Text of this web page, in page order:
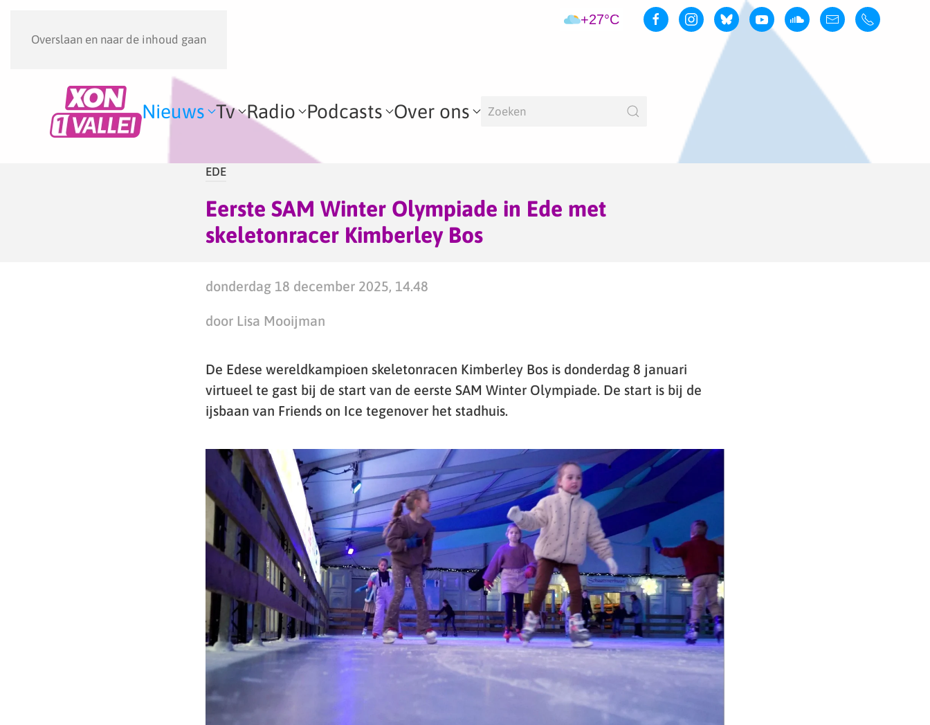
Overslaan en naar de inhoud gaan
+27°C
Nieuws Tv Radio Podcasts Over ons
EDE
Eerste SAM Winter Olympiade in Ede met
skeletonracer Kimberley Bos
donderdag 18 december 2025, 14.48
door Lisa Mooijman
De Edese wereldkampioen skeletonracen Kimberley Bos is donderdag 8 januari
virtueel te gast bij de start van de eerste SAM Winter Olympiade. De start is bij de
ijsbaan van Friends on Ice tegenover het stadhuis.